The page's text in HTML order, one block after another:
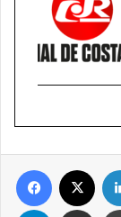
Facebook
Telegram Compartilhar via e-mail